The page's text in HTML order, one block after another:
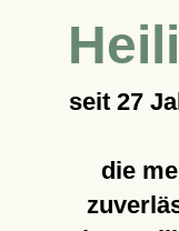
seit 27
die